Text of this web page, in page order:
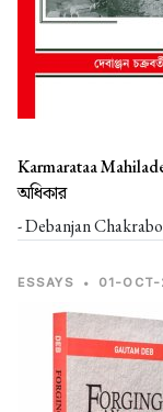
Karmarataa
অধিকার
- Debanjan
ESSAYS • 01-